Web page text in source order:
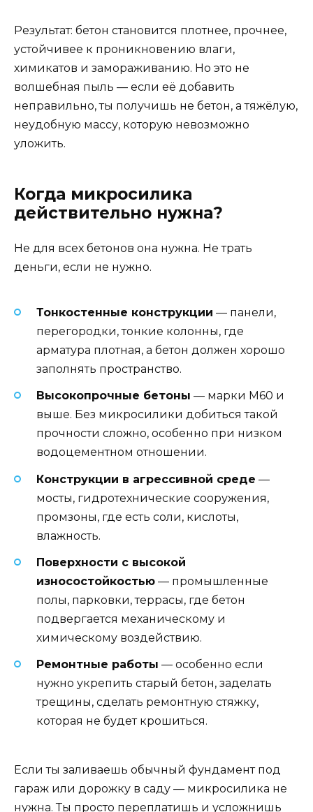
Результат: бетон становится плотнее, прочнее,
устойчивее к проникновению влаги,
химикатов и замораживанию. Но это не
волшебная пыль — если её добавить
неправильно, ты получишь не бетон, а тяжёлую,
неудобную массу, которую невозможно
уложить.
Когда микросилика
действительно нужна?
Не для всех бетонов она нужна. Не трать
деньги, если не нужно.
Тонкостенные конструкции — панели,
перегородки, тонкие колонны, где
арматура плотная, а бетон должен хорошо
заполнять пространство.
Высокопрочные бетоны — марки М60 и
выше. Без микросилики добиться такой
прочности сложно, особенно при низком
водоцементном отношении.
Конструкции в агрессивной среде —
мосты, гидротехнические сооружения,
промзоны, где есть соли, кислоты,
влажность.
Поверхности с высокой
износостойкостью — промышленные
полы, парковки, террасы, где бетон
подвергается механическому и
химическому воздействию.
Ремонтные работы — особенно если
нужно укрепить старый бетон, заделать
трещины, сделать ремонтную стяжку,
которая не будет крошиться.
Если ты заливаешь обычный фундамент под
гараж или дорожку в саду — микросилика не
нужна. Ты просто переплатишь и усложнишь